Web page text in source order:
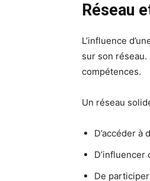
Réseau
L’influence
sur son
compétences.
Un réseau
D’accéder
De